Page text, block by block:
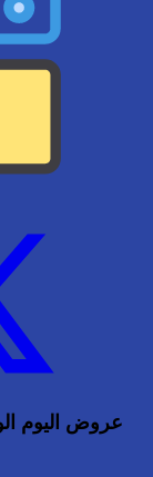
عروض اليوم